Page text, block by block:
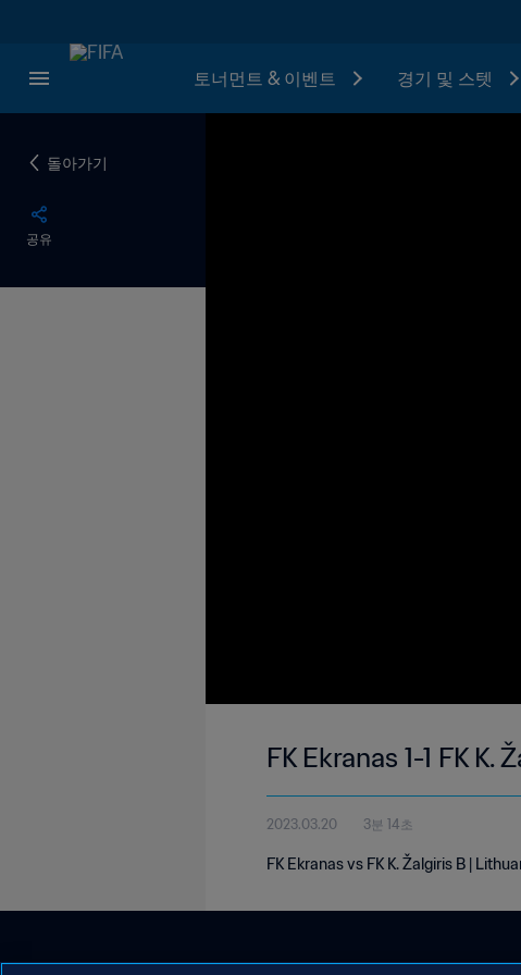
토너먼트 & 이벤트 경기 및 스텟
돌아가기
공유
FK Ekranas 1-1 FK
2023.03.20 3분 14초
FK Ekranas vs FK K. Žalgiris B |